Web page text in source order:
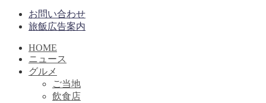
お問い合わせ
旅飯広告案内
HOME
ニュース
グルメ
ご当地
飲食店